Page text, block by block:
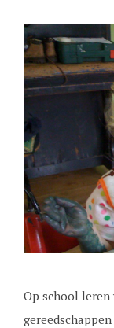
Op school leren